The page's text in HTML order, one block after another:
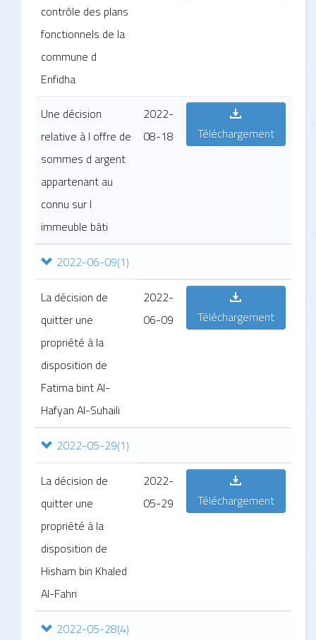
contrôle des plans
fonctionnels de la
commune d
Enfidha
Une décision
relative à l offre de
sommes d argent
appartenant au
connu sur l
immeuble bâti
2022-
08-18
Téléchargement
2022-06-09(1)
La décision de
quitter une
propriété à la
disposition de
Fatima bint Al-
Hafyan Al-Suhaili
2022-
06-09
Téléchargement
2022-05-29(1)
La décision de
quitter une
propriété à la
disposition de
Hisham bin Khaled
Al-Fahri
2022-
05-29
Téléchargement
2022-05-28(4)